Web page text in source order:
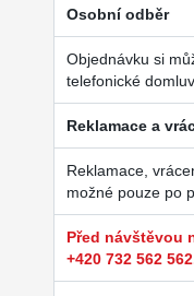
Osobní odběr
Objednávku si
telefonické
Reklamace a
Reklamace,
možné pouze po
Před návštěvou
+420 732 562